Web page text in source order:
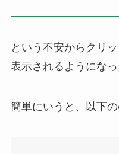
という不安からクリ
表示されるようになっ
簡単にいうと、以下の